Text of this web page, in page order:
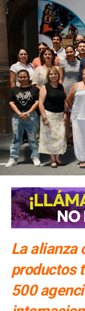
La alianza
productos
500